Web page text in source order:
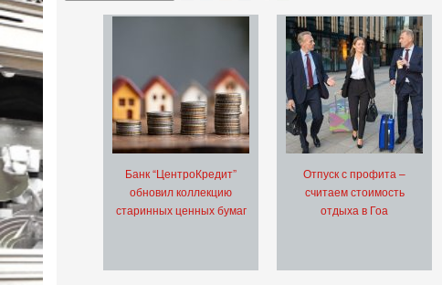
Банк “ЦентроКредит”
обновил коллекцию
старинных ценных бумаг
Отпуск с профита –
считаем стоимость
отдыха в Гоа